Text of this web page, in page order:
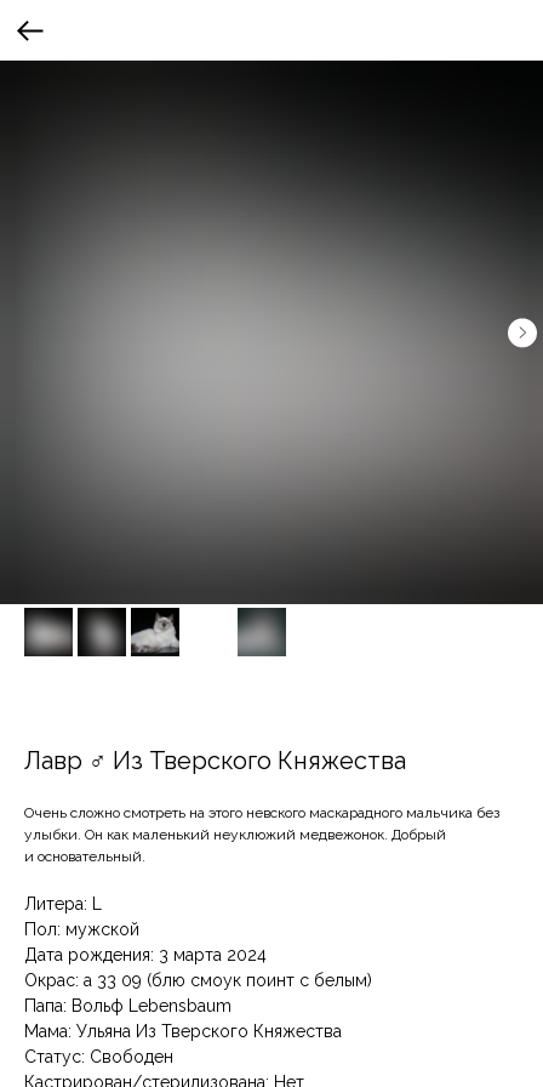
Лавр ♂ Из Тверского Княжества
Очень сложно смотреть на этого невского маскарадного мальчика без
улыбки. Он как маленький неуклюжий медвежонок. Добрый
и основательный.
Литера: L
Пол: мужской
Дата рождения: 3 марта 2024
Окрас: а 33 09 (блю смоук поинт с белым)
Папа: Вольф Lebensbaum
Мама: Ульяна Из Тверского Княжества
Статус: Свободен
Кастрирован/стерилизована: Нет